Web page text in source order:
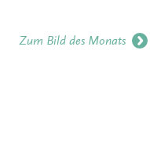
Zum Bild des Monats